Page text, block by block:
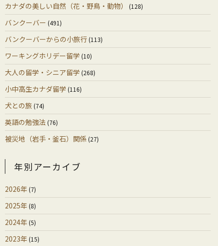
カナダの美しい自然（花・野鳥・動物） (128)
バンクーバー (491)
バンクーバーからの小旅行(113)
ワーキングホリデー留学 (10)
大人の留学・シニア留学 (268)
小中高生カナダ留学 (116)
犬との旅 (74)
英語の勉強法 (76)
被災地（岩手・釜石）関係(27)
年別アーカイブ
2026年(7)
2025年(8)
2024年(5)
2023年(15)